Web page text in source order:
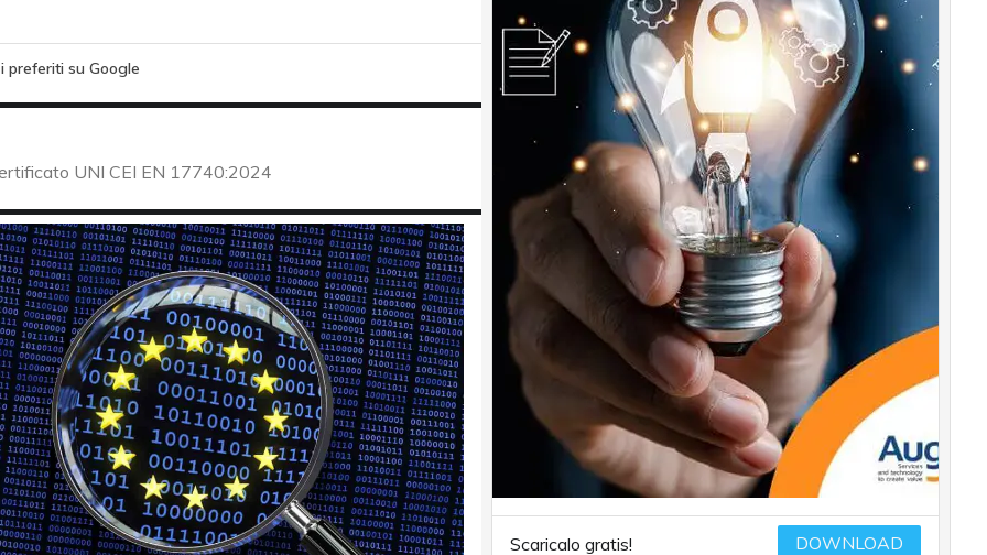
preferiti su Google
UNI CEI EN 17740:2024
Scaricalo gratis! DOWNLOAD